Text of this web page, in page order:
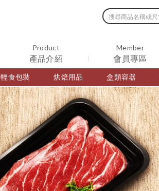
Product
產品介紹
輕食包裝 烘焙用品 盒類容器
Member
會員專區